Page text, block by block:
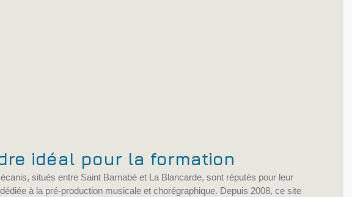
idéal pour la formation
situés entre Saint Barnabé et La Blancarde, sont réputés pour leur
à la pré-production musicale et chorégraphique. Depuis 2008, ce site